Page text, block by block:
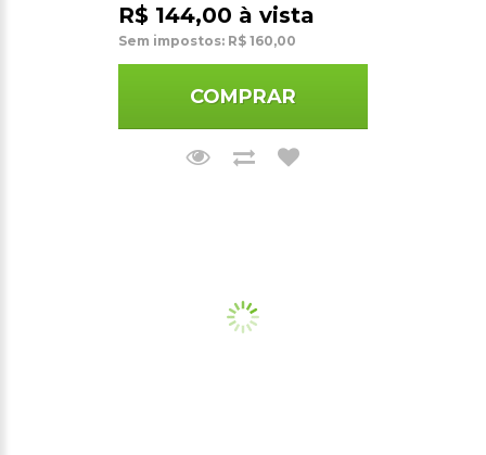
R$ 144,00 à vista
Sem impostos: R$ 160,00
COMPRAR